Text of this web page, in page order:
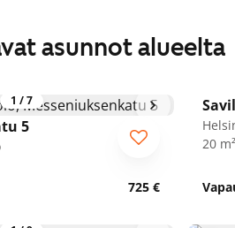
asunnot alueelta
1 /7
5
725 €
20